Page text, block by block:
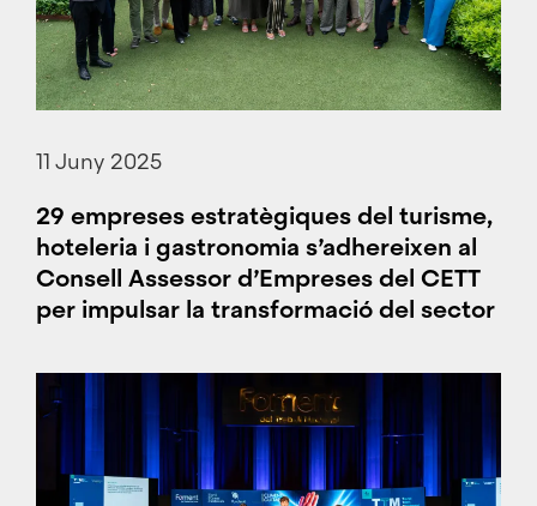
11 Juny 2025
29 empreses estratègiques del turisme,
hoteleria i gastronomia s’adhereixen al
Consell Assessor d’Empreses del CETT
per impulsar la transformació del sector